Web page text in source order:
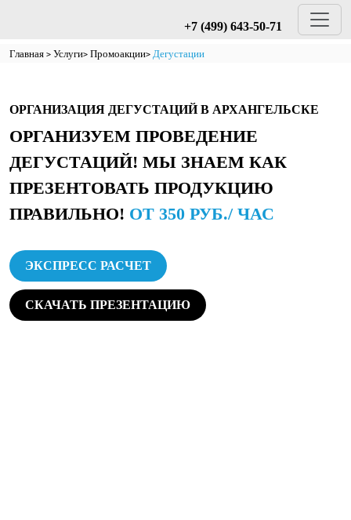
+7 (499) 643-50-71
Главная Услуги Промоакции Дегустации
ОРГАНИЗАЦИЯ ДЕГУСТАЦИЙ В АРХАНГЕЛЬСКЕ
ОРГАНИЗУЕМ ПРОВЕДЕНИЕ
ДЕГУСТАЦИЙ! МЫ ЗНАЕМ КАК
ПРЕЗЕНТОВАТЬ ПРОДУКЦИЮ
ПРАВИЛЬНО! ОТ 350 РУБ./ ЧАС
ЭКСПРЕСС РАСЧЕТ
СКАЧАТЬ ПРЕЗЕНТАЦИЮ